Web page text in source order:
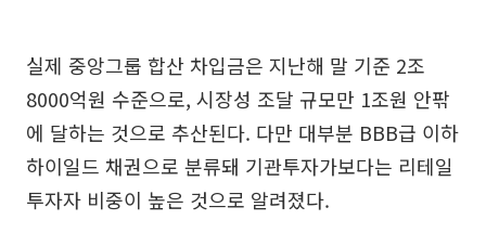
실제 중앙그룹 합산 차입금은 지난해 말 기준 2조
8000억원 수준으로, 시장성 조달 규모만 1조원 안팎
에 달하는 것으로 추산된다. 다만 대부분 BBB급 이하
하이일드 채권으로 분류돼 기관투자가보다는 리테일
투자자 비중이 높은 것으로 알려졌다.